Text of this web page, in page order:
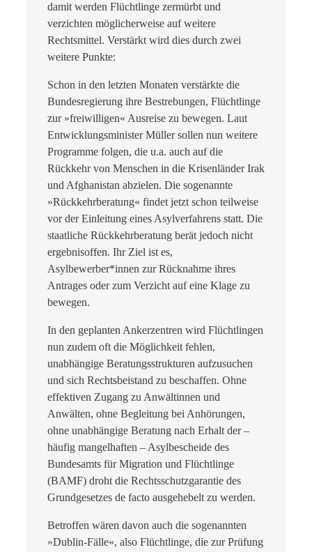
damit werden Flüchtlinge zermürbt und
verzichten möglicherweise auf weitere
Rechtsmittel. Verstärkt wird dies durch zwei
weitere Punkte:
Schon in den letzten Monaten verstärkte die
Bundesregierung ihre Bestrebungen, Flüchtlinge
zur »freiwilligen« Ausreise zu bewegen. Laut
Entwicklungsminister Müller sollen nun weitere
Programme folgen, die u.a. auch auf die
Rückkehr von Menschen in die Krisenländer Irak
und Afghanistan abzielen. Die sogenannte
»Rückkehrberatung« findet jetzt schon teilweise
vor der Einleitung eines Asylverfahrens statt. Die
staatliche Rückkehrberatung berät jedoch nicht
ergebnisoffen. Ihr Ziel ist es,
Asylbewerber*innen zur Rücknahme ihres
Antrages oder zum Verzicht auf eine Klage zu
bewegen.
In den geplanten Ankerzentren wird Flüchtlingen
nun zudem oft die Möglichkeit fehlen,
unabhängige Beratungsstrukturen aufzusuchen
und sich Rechtsbeistand zu beschaffen. Ohne
effektiven Zugang zu Anwältinnen und
Anwälten, ohne Begleitung bei Anhörungen,
ohne unabhängige Beratung nach Erhalt der –
häufig mangelhaften – Asylbescheide des
Bundesamts für Migration und Flüchtlinge
(BAMF) droht die Rechtsschutzgarantie des
Grundgesetzes de facto ausgehebelt zu werden.
Betroffen wären davon auch die sogenannten
»Dublin-Fälle«, also Flüchtlinge, die zur Prüfung